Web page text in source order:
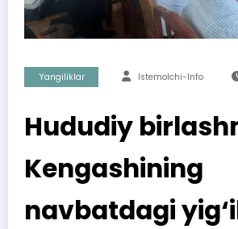
Yangiliklar Istemolchi-Info
Hududiy
Kengashining
navbatdagi